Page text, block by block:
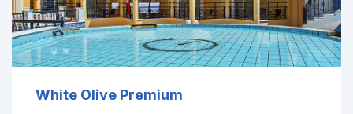
White Olive Premium